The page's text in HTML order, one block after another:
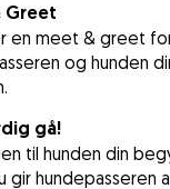
Greet
en meet & greet
og hunden
gå!
til hunden din
gir hundepasseren